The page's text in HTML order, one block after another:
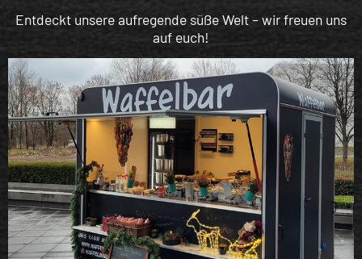
Entdeckt unsere aufregende süße Welt – wir freuen uns
auf euch!